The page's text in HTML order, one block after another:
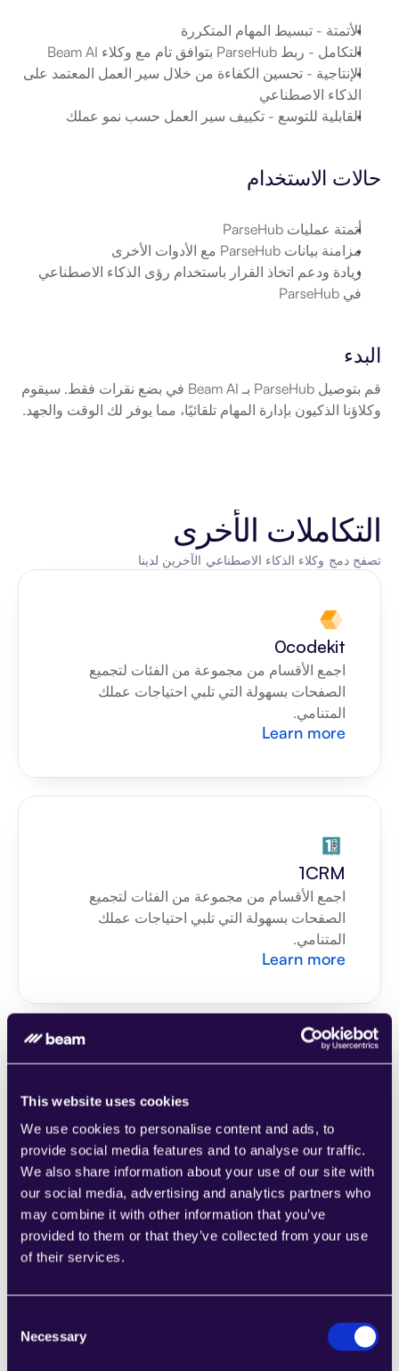
This website uses cookies
We use cookies to personalise content and ads, to
provide social media features and to analyse our traffic.
We also share information about your use of our site with
our social media, advertising and analytics partners who
may combine it with other information that you’ve
provided to them or that they’ve collected from your use
of their services.
Selection
Necessary
الأتمتة - تبسيط المهام المتكررة
التكامل - ربط ParseHub بتوافق تام مع وكلاء Beam AI
الإنتاجية
الذكاء الاصطناعي
القابلية للتوسع - تكييف سير العمل حسب نمو عملك
حالات الاستخدام
أتمتة عمليات ParseHub
مزامنة بيانات ParseHub مع الأدوات الأخرى
في ParseHub
البدء
وكلاؤنا الذكيون بإدارة المهام تلقائيًا، مما يوفر لك الوقت والجهد.
التكاملات الأخرى
تصفح دمج وكلاء الذكاء الاصطناعي الآخرين لدينا
0codekit
المتنامي.
Learn more
1CRM
المتنامي.
Learn more
اجمع الأقسام من مجموعة من الفئات لتجميع
الصفحات بسهولة التي تلبي احتياجات عملك
المتنامي.
Learn more
2markdown